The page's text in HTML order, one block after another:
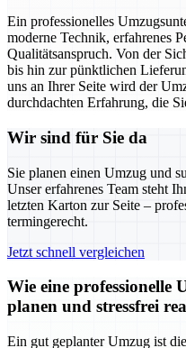
Ein professionelles
moderne Technik, erfahrenes
Qualitätsanspruch. Von der
bis hin zur pünktlichen
uns an Ihrer Seite wird der
durchdachten Erfahrung, die
Wir sind für Sie da
Sie planen einen Umzug und
Unser erfahrenes Team steht
letzten Karton zur Seite –
termingerecht.
Jetzt schnell vergleichen
Wie eine professionelle
planen und stressfrei
Ein gut geplanter Umzug ist